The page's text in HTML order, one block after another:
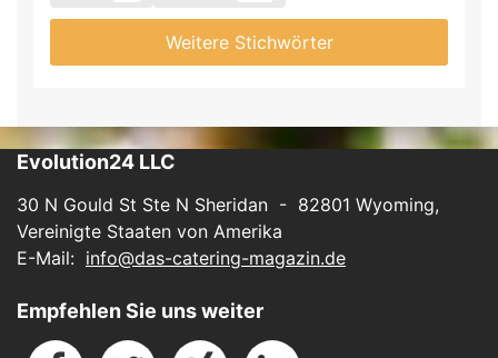
Weitere Stichwörter
Evolution24 LLC
30 N Gould St Ste N Sheridan - 82801 Wyoming,
Vereinigte Staaten von Amerika
E-Mail: info@das-catering-magazin.de
Empfehlen Sie uns weiter